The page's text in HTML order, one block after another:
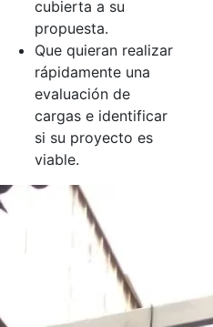
cubierta a su
propuesta.
Que quieran realizar
rápidamente una
evaluación de
cargas e identificar
si su proyecto es
viable.